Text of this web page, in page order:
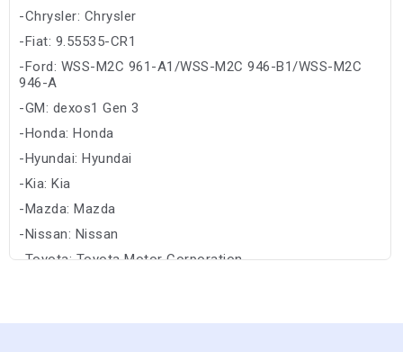
-Chrysler: Chrysler
-Fiat: 9.55535-CR1
-Ford: WSS-M2C 961-A1/WSS-M2C 946-B1/WSS-M2C
946-A
-GM: dexos1 Gen 3
-Honda: Honda
-Hyundai: Hyundai
-Kia: Kia
-Mazda: Mazda
-Nissan: Nissan
-Toyota: Toyota Motor Corporation